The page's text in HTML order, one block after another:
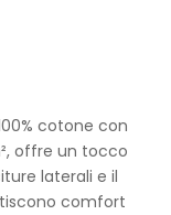
cotone con
offre un tocco
laterali e il
comfort